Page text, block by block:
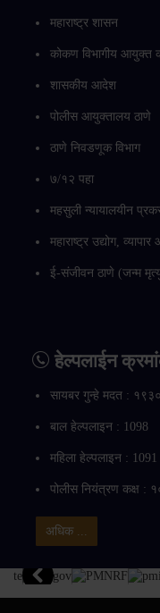
महाराष्ट्र शासन
कोकण विभागीय आयुक्त
शासकीय आदेश
पोलीस आयुक्तालय ठाणे
ठाणे निवडणूक विभाग
७/१२ पहा
महसुली न्यायालयीन
महाराष्ट्र उद्योग,
ई-संजीवन ठाणे (जन्म
हेल्पलाईन
सायबर गुन्हे मदत : १९३०
बाल हेल्पलाइन : 1098
महिला हेल्पलाइन : 1091
पोलीस नियंत्रण कक्ष :
अधिक ...